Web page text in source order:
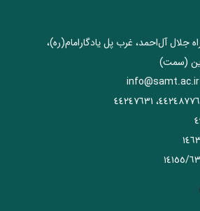
‌جلال آل‌احمد، غرب پل يادگار‌امام(ره)‌،
(سمت)
info@samt.ac.ir
٦٣٨١